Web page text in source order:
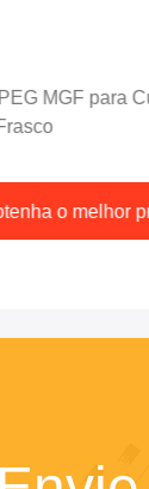
MGF para
o melhor